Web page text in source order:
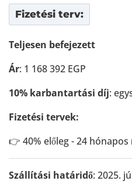
Fizetési terv:
Teljesen befejezett
Ár: 1 168 392 EGP
10% karbantartási díj:
Fizetési tervek:
👉 40% előleg - 24
Szállítási határidő: 2025.